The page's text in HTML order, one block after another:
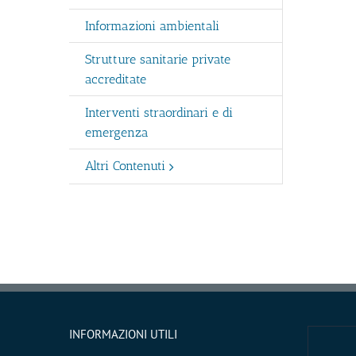
Informazioni ambientali
Strutture sanitarie private
accreditate
Interventi straordinari e di
emergenza
Altri Contenuti
INFORMAZIONI UTILI